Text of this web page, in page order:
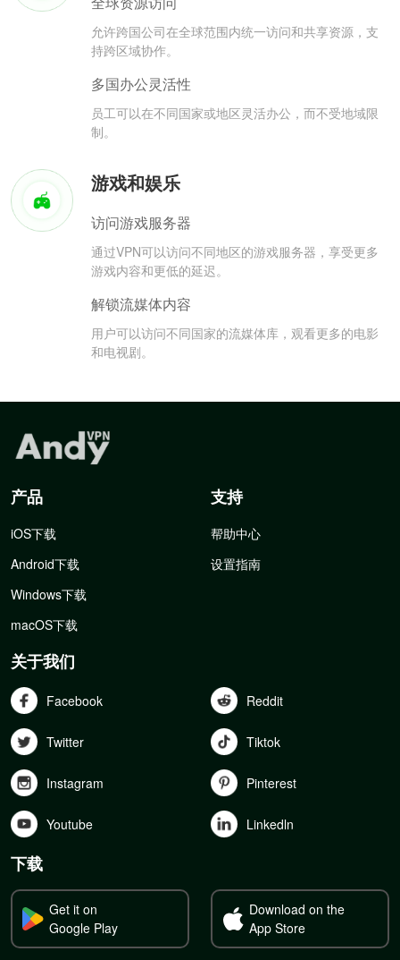
允许跨国公司在全球范围内统一访问和共享资源，支
持跨区域协作。
多国办公灵活性
员工可以在不同国家或地区灵活办公，而不受地域限
制。
游戏和娱乐
访问游戏服务器
通过VPN可以访问不同地区的游戏服务器，享受更多
游戏内容和更低的延迟。
解锁流媒体内容
用户可以访问不同国家的流媒体库，观看更多的电影
和电视剧。
产品
iOS下载
Android下载
Windows下载
macOS下载
支持
帮助中心
设置指南
关于我们
Facebook Reddit
Twitter Tiktok
Instagram Pinterest
Youtube Linkedln
下载
Get it on
Google Play
Download on the
App Store